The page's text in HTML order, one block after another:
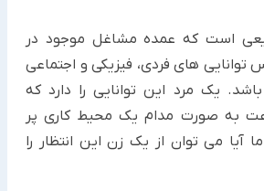
است که عمده مشاغل موجود در
های فردی، فیزیکی و اجتماعی
یک مرد این توانایی را دارد که
روزی 12 ساعت به صورت مدام یک محیط کاری پر
آیا می توان از یک زن این انتظار را